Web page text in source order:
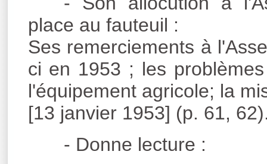
place au fauteuil :
Ses remerciements à
ci en 1953 ; les
l'équipement agricole; la
[13 janvier 1953] (p. 61,
- Donne lecture :